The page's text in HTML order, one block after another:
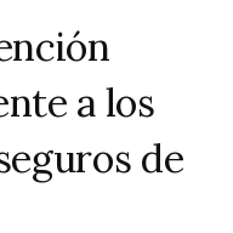
a los
de